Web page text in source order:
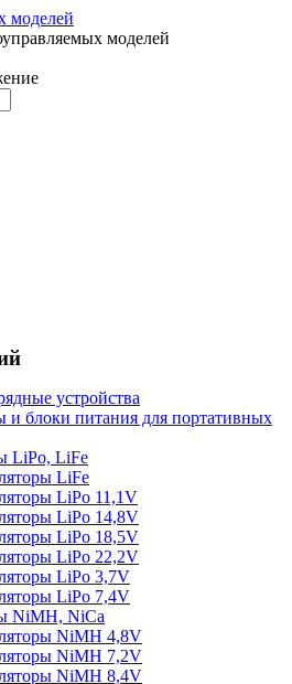
моделей
устройства
и блоки питания для портативных
LiPo, LiFe
LiFe
LiPo 11,1V
LiPo 14,8V
LiPo 18,5V
LiPo 22,2V
LiPo 3,7V
LiPo 7,4V
NiMH, NiCa
NiMH 4,8V
NiMH 7,2V
NiMH 8,4V